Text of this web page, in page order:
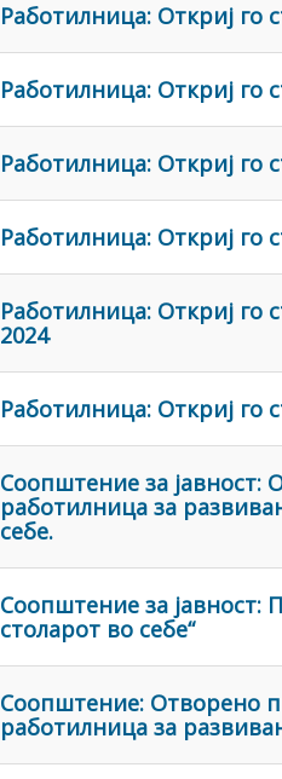
Работилница: Откриј го
Работилница: Откриј го
Работилница: Откриј го
Работилница: Откриј го
Работилница: Откриј го
2024
Работилница: Откриј го
Соопштение за јавност:
работилница за
себе.
Соопштение за јавност:
столарот во себе“
Соопштение: Отворено
работилница за